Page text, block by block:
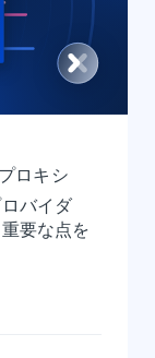
ロキシ
バイダ
要な点を